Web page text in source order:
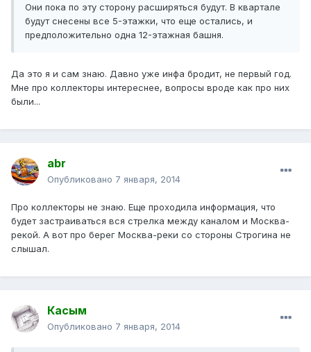
Они пока по эту сторону расширяться будут. В квартале
будут снесены все 5-этажки, что еще остались, и
предположительно одна 12-этажная башня.
Да это я и сам знаю. Давно уже инфа бродит, не первый год.
Мне про коллекторы интереснее, вопросы вроде как про них
были...
abr
Опубликовано 7 января, 2014
Про коллекторы не знаю. Еще проходила информация, что
будет застраиваться вся стрелка между каналом и Москва-
рекой. А вот про берег Москва-реки со стороны Строгина не
слышал.
Касым
Опубликовано 7 января, 2014